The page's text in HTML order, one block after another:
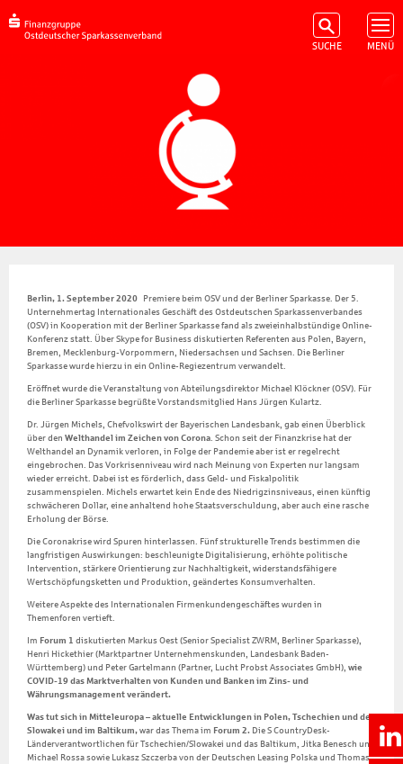
Berlin, 1. September 2020 Premiere beim OSV und der Berliner Sparkasse. Der 5.
Unternehmertag Internationales Geschäft des Ostdeutschen Sparkassenverbandes
(OSV) in Kooperation mit der Berliner Sparkasse fand als zweieinhalbstündige Online-
Konferenz statt. Über Skype for Business diskutierten Referenten aus Polen, Bayern,
Bremen, Mecklenburg-Vorpommern, Niedersachsen und Sachsen. Die Berliner
Sparkasse wurde hierzu in ein Online-Regiezentrum verwandelt.
Eröffnet wurde die Veranstaltung von Abteilungsdirektor Michael Klöckner (OSV). Für
die Berliner Sparkasse begrüßte Vorstandsmitglied Hans Jürgen Kulartz.
Dr. Jürgen Michels, Chefvolkswirt der Bayerischen Landesbank, gab einen Überblick
über den Welthandel im Zeichen von Corona . Schon seit der Finanzkrise hat der
Welthandel an Dynamik verloren, in Folge der Pandemie aber ist er regelrecht
eingebrochen. Das Vorkrisenniveau wird nach Meinung von Experten nur langsam
wieder erreicht. Dabei ist es förderlich, dass Geld- und Fiskalpolitik
zusammenspielen. Michels erwartet kein Ende des Niedrigzinsniveaus, einen künftig
schwächeren Dollar, eine anhaltend hohe Staatsverschuldung, aber auch eine rasche
Erholung der Börse.
Die Coronakrise wird Spuren hinterlassen. Fünf strukturelle Trends bestimmen die
langfristigen Auswirkungen: beschleunigte Digitalisierung, erhöhte politische
Intervention, stärkere Orientierung zur Nachhaltigkeit, widerstandsfähigere
Wertschöpfungsketten und Produktion, geändertes Konsumverhalten.
Weitere Aspekte des Internationalen Firmenkundengeschäftes wurden in
Themenforen vertieft.
Im Forum 1 diskutierten Markus Oest (Senior Specialist ZWRM, Berliner Sparkasse),
Henri Hickethier (Marktpartner Unternehmenskunden, Landesbank Baden-
Württemberg) und Peter Gartelmann (Partner, Lucht Probst Associates GmbH), wie
COVID-19 das Marktverhalten von Kunden und Banken im Zins- und
Währungsmanagement verändert.
Was tut sich in Mitteleuropa – aktuelle Entwicklungen in Polen, Tschechien und der
Slowakei und im Baltikum,war das Thema im Forum 2. Die S CountryDesk-
Länderverantwortlichen für Tschechien/Slowakei und das Baltikum, Jitka Benesch und
Michael Rossa sowie Lukasz Szczerba von der Deutschen Leasing Polska und Thomas